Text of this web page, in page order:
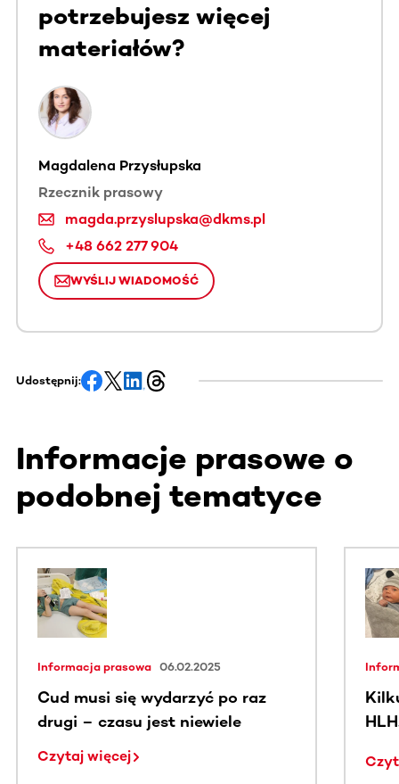
potrzebujesz więcej
materiałów?
Magdalena Przysłupska
Rzecznik prasowy
magda.przyslupska@dkms.pl
+48 662 277 904
WYŚLIJ WIADOMOŚĆ
Udostępnij:
Informacje prasowe o
podobnej tematyce
Informacja prasowa 06.02.2025
Cud musi się wydarzyć po raz
drugi – czasu jest niewiele
Czytaj więcej